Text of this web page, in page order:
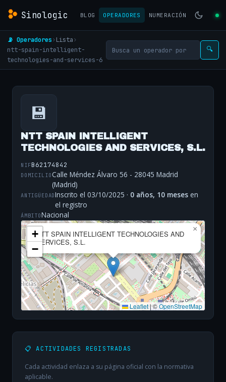
Sinologic BLOG OPERADORES NUMERACIÓN
📡 Operadores› Lista›
ntt-spain-intelligent-
technologies-and-services-6
🔍
💾
NTT SPAIN INTELLIGENT
TECHNOLOGIES AND SERVICES, S.L.
NIFB62174842
DOMICILIOCalle Méndez Álvaro 56 - 28045 Madrid
(Madrid)
ANTIGÜEDADInscrito el 03/10/2025 · 0 años, 10 meses en
el registro
ÁMBITONacional
NTT SPAIN INTELLIGENT TECHNOLOGIES AND
SERVICES, S.L.
×
+
−
Leaflet|©OpenStreetMap
📋 ACTIVIDADES REGISTRADAS
Cada actividad enlaza a su página oficial con la normativa
aplicable.